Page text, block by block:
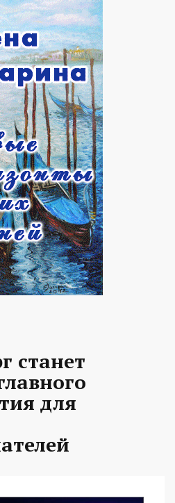
станет
для